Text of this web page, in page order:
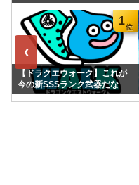
‹
1
【ドラクエウォーク】これが
今の新SSSランク武器だな